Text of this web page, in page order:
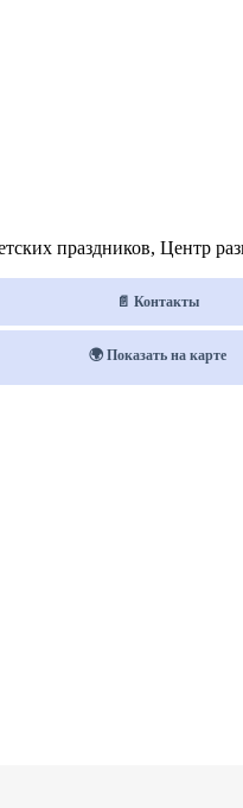
праздников, Центр
📄 Контакты
🌍 Показать на карте